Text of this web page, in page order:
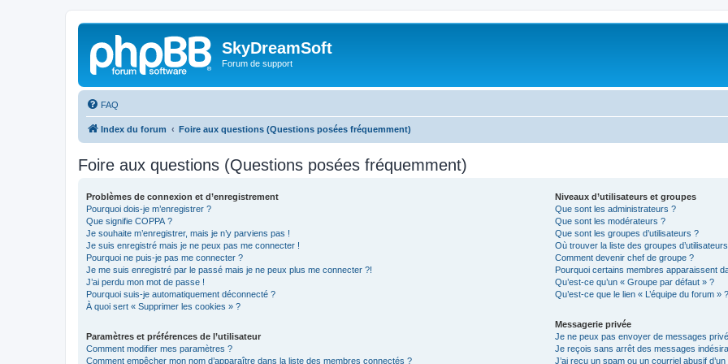
SkyDreamSoft
Forum de support
FAQ
Index du forum Foire aux questions (Questions posées fréquemment)
Foire aux questions (Questions posées fréquemment)
Problèmes de connexion et d’enregistrement
Pourquoi dois-je m’enregistrer ?
Que signifie COPPA ?
Je souhaite m’enregistrer, mais je n’y parviens pas !
Je suis enregistré mais je ne peux pas me connecter !
Pourquoi ne puis-je pas me connecter ?
Je me suis enregistré par le passé mais je ne peux plus me connecter ?!
J’ai perdu mon mot de passe !
Pourquoi suis-je automatiquement déconnecté ?
À quoi sert « Supprimer les cookies » ?
Paramètres et préférences de l’utilisateur
Comment modifier mes paramètres ?
Comment empêcher mon nom d’apparaître dans la liste des membres connectés ?
Niveaux d’utilisateurs et groupes
Que sont les administrateurs ?
Que sont les modérateurs ?
Que sont les groupes d’utilisateurs ?
Où trouver la liste des groupes
Comment devenir chef de groupe ?
Pourquoi certains membres apparaissent
Qu’est-ce qu’un « Groupe par défaut » ?
Qu’est-ce que le lien « L’équipe du forum »
Messagerie privée
Je ne peux pas envoyer de messages
Je reçois sans arrêt des messages
J’ai reçu un spam ou un courriel abusif